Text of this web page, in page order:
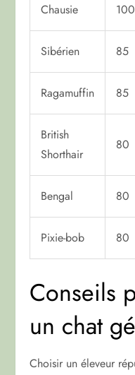
Chausie 100
Sibérien 85
Ragamuffin 85
British
Shorthair
80
Bengal 80
Pixie-bob 80
Conseils
un chat
Choisir un éleveur